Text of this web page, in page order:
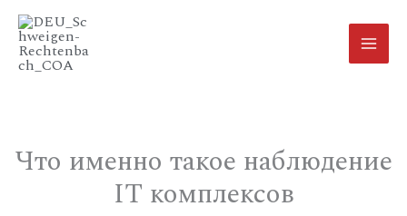
Что именно такое наблюдение
IT комплексов